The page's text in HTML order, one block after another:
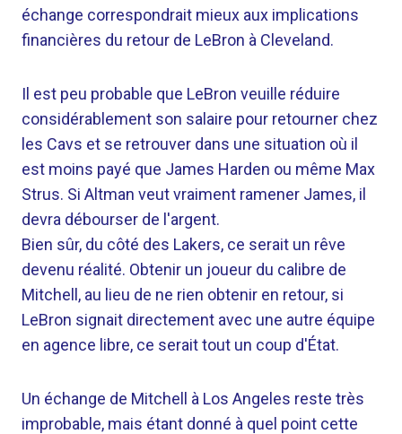
échange correspondrait mieux aux implications
financières du retour de LeBron à Cleveland.
Il est peu probable que LeBron veuille réduire
considérablement son salaire pour retourner chez
les Cavs et se retrouver dans une situation où il
est moins payé que James Harden ou même Max
Strus. Si Altman veut vraiment ramener James, il
devra débourser de l'argent.
Bien sûr, du côté des Lakers, ce serait un rêve
devenu réalité. Obtenir un joueur du calibre de
Mitchell, au lieu de ne rien obtenir en retour, si
LeBron signait directement avec une autre équipe
en agence libre, ce serait tout un coup d'État.
Un échange de Mitchell à Los Angeles reste très
improbable, mais étant donné à quel point cette